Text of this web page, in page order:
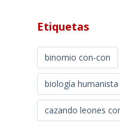
Etiquetas
binomio con-con
biología humanista
cazando leones